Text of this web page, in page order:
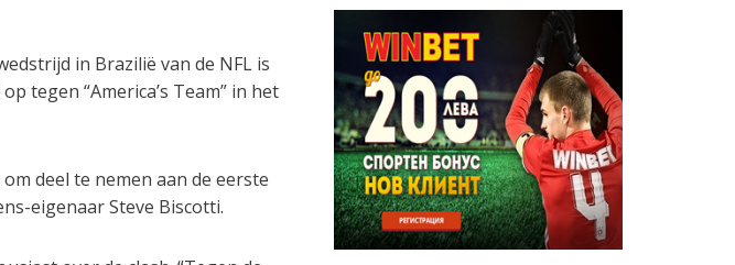
in Brazilië van de NFL is
tegen “America’s Team” in het
deel te nemen aan de eerste
eigenaar Steve Biscotti.